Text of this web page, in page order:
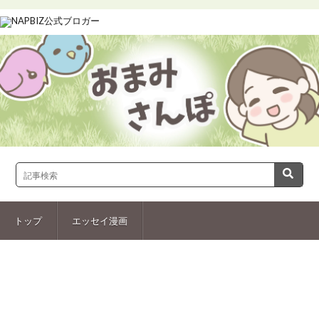
トップ エッセイ漫画